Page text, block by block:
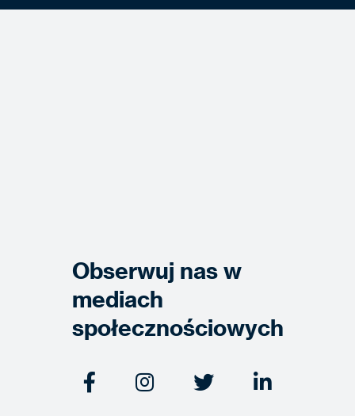
Obserwuj nas w
mediach
społecznościowych
   